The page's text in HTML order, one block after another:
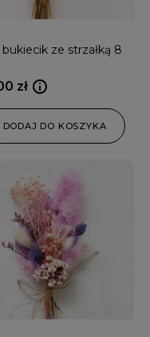
bukiecik ze strzałką 8
zł
DODAJ DO KOSZYKA